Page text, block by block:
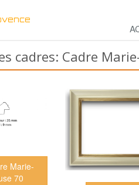
cadres: Cadre
Marie-
70